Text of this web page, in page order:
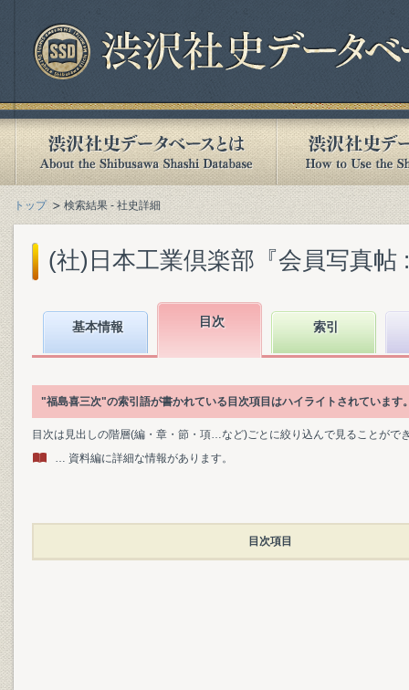
トップ 検索結果 - 社史詳細
(社)日本工業倶楽部『会員写真帖
基本情報 目次 索引
"福島喜三次"の索引語が書かれている目次項目はハイライトされています
目次は見出しの階層(編・章・節・項…など)ごとに絞り込んで見ることがで
… 資料編に詳細な情報があります。
目次項目